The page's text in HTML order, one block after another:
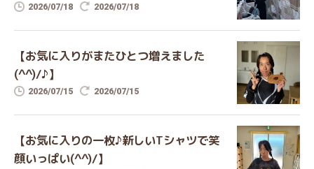
2026/07/18 2026/07/18
【お気に入りがまたひとつ増えました
(^^)/♪】
2026/07/15 2026/07/15
【お気に入りの一枚♪新しいTシャツで笑
顔いっぱい(^^)/】